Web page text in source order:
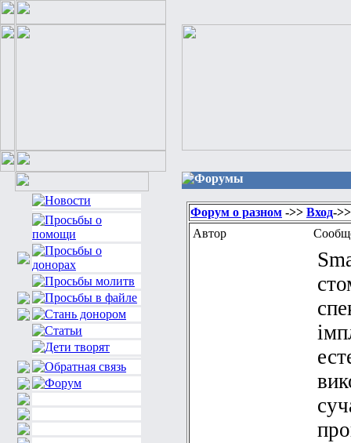
Форумы
Форум о разном ->> Вход-
Автор